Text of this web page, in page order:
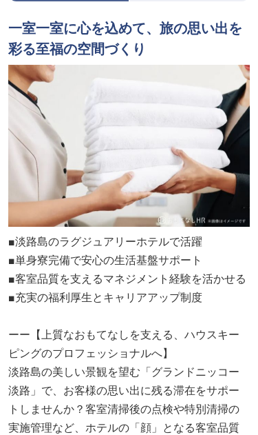
一室一室に心を込めて、旅の思い出を
彩る至福の空間づくり
■淡路島のラグジュアリーホテルで活躍
■単身寮完備で安心の生活基盤サポート
■客室品質を支えるマネジメント経験を活かせる
■充実の福利厚生とキャリアアップ制度
ーー【上質なおもてなしを支える、ハウスキー
ピングのプロフェッショナルへ】
淡路島の美しい景観を望む「グランドニッコー
淡路」で、お客様の思い出に残る滞在をサポー
トしませんか？客室清掃後の点検や特別清掃の
実施管理など、ホテルの「顔」となる客室品質